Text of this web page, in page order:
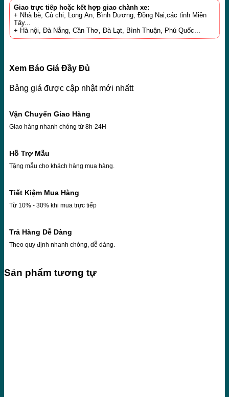
Giao trực tiếp hoặc kết hợp giao chành xe:
+ Nhà bè, Củ chi, Long An, Bình Dương, Đồng Nai,các tỉnh Miền
Tây...
+ Hà nội, Đà Nẳng, Cần Thơ, Đà Lạt, Bình Thuận, Phú Quốc...
Xem Báo Giá Đầy Đủ
Bảng giá được cập nhật mới nhấtt
Vận Chuyển Giao Hàng
Giao hàng nhanh chóng từ 8h-24H
Hỗ Trợ Mẫu
Tặng mẫu cho khách hàng mua hàng.
Tiết Kiệm Mua Hàng
Từ 10% - 30% khi mua trực tiếp
Trả Hàng Dễ Dàng
Theo quy định nhanh chóng, dễ dàng.
Sản phẩm tương tự